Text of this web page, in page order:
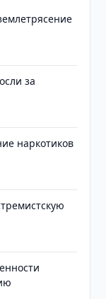
за
наркотиков